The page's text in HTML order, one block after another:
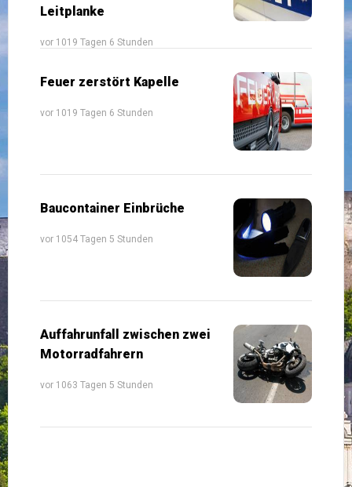
Leitplanke
vor 1019 Tagen 6 Stunden
Feuer zerstört Kapelle
vor 1019 Tagen 6 Stunden
Baucontainer Einbrüche
vor 1054 Tagen 5 Stunden
Auffahrunfall zwischen zwei
Motorradfahrern
vor 1063 Tagen 5 Stunden